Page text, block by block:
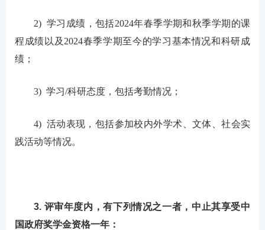
2) 学习成绩，包括2024年春季学期和秋季学期的课
程成绩以及2024春季学期至今的学习基本情况和科研成
绩；
3) 学习/科研态度，包括考勤情况；
4) 活动表现，包括参加校内外学术、文体、社会实
践活动等情况。
3. 评审年度内，有下列情况之一者，中止其享受中
国政府奖学金资格一年：